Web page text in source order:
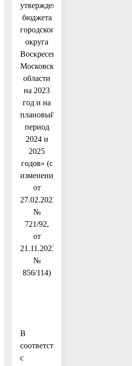
утверждении
бюджета
городского
округа
Воскресенск
Московской
области
на 2023
год и на
плановый
период
2024 и
2025
годов» (с
изменениями
от
27.02.2023
№
721/92,
от
21.11.2023
№
856/114)
В
соответствии
с